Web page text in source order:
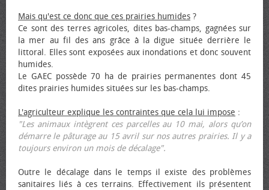
Mais qu'est ce donc que ces prairies humides ?
Ce sont des terres agricoles, dites bas-champs, gagnées sur
la mer au fil des ans grâce à la digue située derrière le
littoral. Elles sont exposées aux inondations et donc souvent
humides.
Le GAEC possède 70 ha de prairies permanentes dont 45
dites prairies humides situées sur les bas-champs.
L'agriculteur explique les contraintes que cela lui impose :
"Les animaux intègrent ces parcelles au 10 mai, alors qu’on
démarre le pâturage au 15 avril sur nos autres prairies. Il y a
toujours environ un mois de décalage".
Outre le décalage dans le temps il existe des problèmes
sanitaires liés à ces terrains. Effectivement ils présentent